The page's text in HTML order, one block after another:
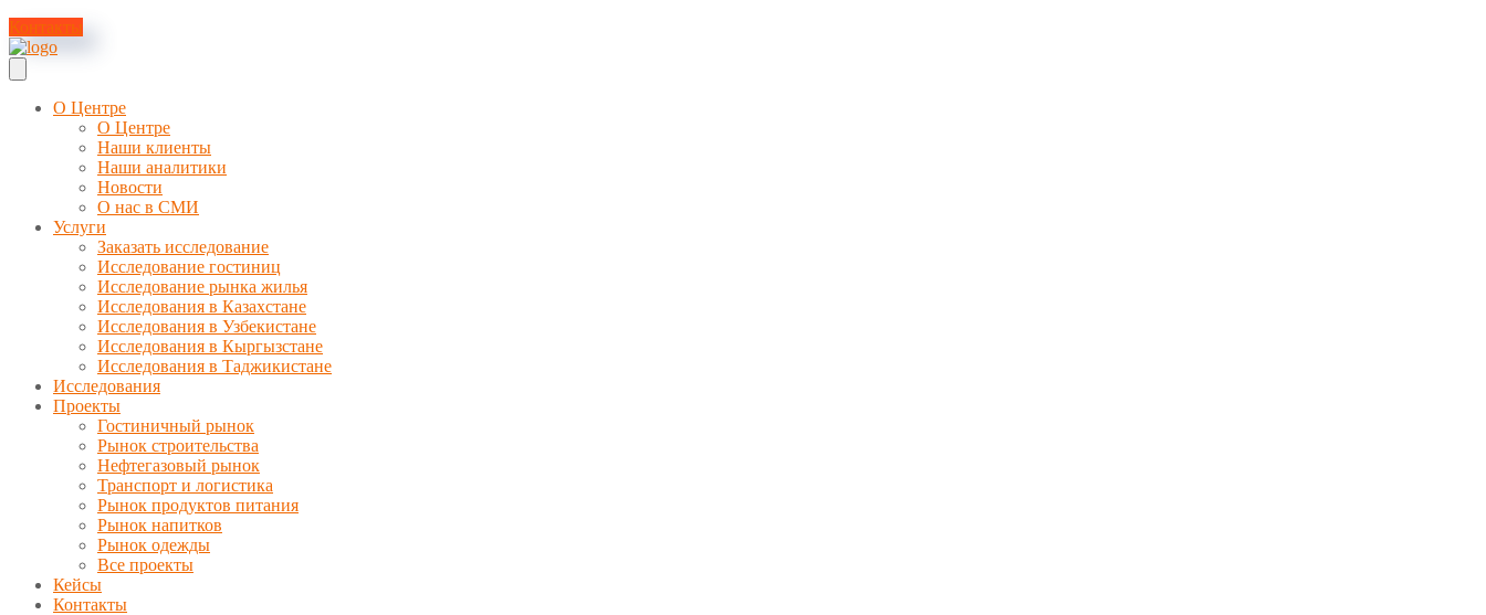
Контакты
О Центре
О Центре
Наши клиенты
Наши аналитики
Новости
О нас в СМИ
Услуги
Заказать исследование
Исследование гостиниц
Исследование рынка жилья
Исследования в Казахстане
Исследования в Узбекистане
Исследования в Кыргызстане
Исследования в Таджикистане
Исследования
Проекты
Гостиничный рынок
Рынок строительства
Нефтегазовый рынок
Транспорт и логистика
Рынок продуктов питания
Рынок напитков
Рынок одежды
Все проекты
Кейсы
Контакты